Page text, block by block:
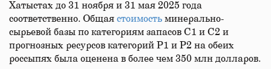
Хатыстах до 31 ноября и 31 мая 2025 года
соответственно. Общая стоимость минерально-
сырьевой базы по категориям запасов С1 и С2 и
прогнозных ресурсов категорий Р1 и Р2 на обеих
россыпях была оценена в более чем 350 млн долларов.